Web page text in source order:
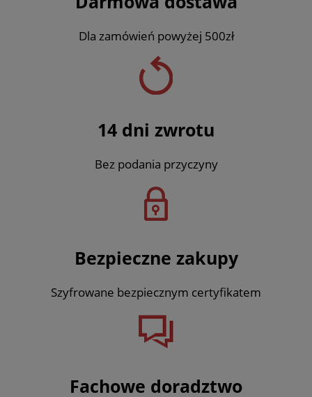
Dla zamówień powyżej 500zł
14 dni zwrotu
Bez podania przyczyny
Bezpieczne zakupy
Szyfrowane bezpiecznym certyfikatem
Fachowe doradztwo